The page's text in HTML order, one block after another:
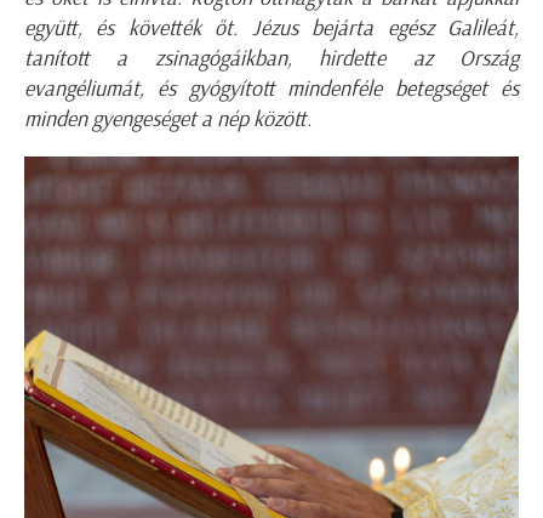
együtt, és követték őt. Jézus bejárta egész Galileát,
tanított a zsinagógáikban, hirdette az Ország
evangéliumát, és gyógyított mindenféle betegséget és
minden gyengeséget a nép között.